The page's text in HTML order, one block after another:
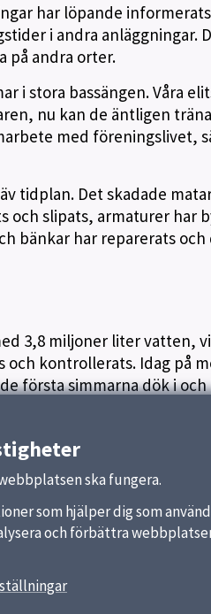
har löpande
i andra anläggningar.
på andra orter.
i stora bassängen. Våra
nu kan de äntligen
med föreningslivet,
tidplan. Det skadade
och slipats, armaturer har
bänkar har reparerats
3,8 miljoner liter vatten,
kontrollerats. Idag på
första simmarna dök i
ska fungera.
som hjälper dig som
och förbättra